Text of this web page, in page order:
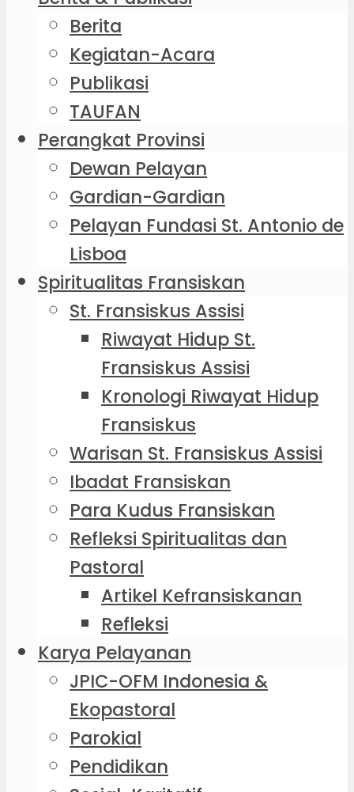
Berita
Kegiatan-Acara
Publikasi
TAUFAN
Perangkat Provinsi
Dewan Pelayan
Gardian-Gardian
Pelayan Fundasi St. Antonio de
Lisboa
Spiritualitas Fransiskan
St. Fransiskus Assisi
Riwayat Hidup St.
Fransiskus Assisi
Kronologi Riwayat Hidup
Fransiskus
Warisan St. Fransiskus Assisi
Ibadat Fransiskan
Para Kudus Fransiskan
Refleksi Spiritualitas dan
Pastoral
Artikel Kefransiskanan
Refleksi
Karya Pelayanan
JPIC-OFM Indonesia &
Ekopastoral
Parokial
Pendidikan